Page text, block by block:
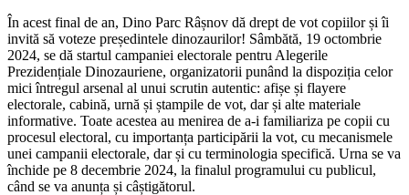
În acest final de an, Dino Parc Râșnov dă drept de vot copiilor și îi
invită să voteze președintele dinozaurilor! Sâmbătă, 19 octombrie
2024, se dă startul campaniei electorale pentru Alegerile
Prezidențiale Dinozauriene, organizatorii punând la dispoziția celor
mici întregul arsenal al unui scrutin autentic: afișe și flayere
electorale, cabină, urnă și ștampile de vot, dar și alte materiale
informative. Toate acestea au menirea de a-i familiariza pe copii cu
procesul electoral, cu importanța participării la vot, cu mecanismele
unei campanii electorale, dar și cu terminologia specifică. Urna se va
închide pe 8 decembrie 2024, la finalul programului cu publicul,
când se va anunța și câștigătorul.